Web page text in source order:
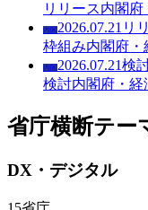
リリース内閣府
内閣2026.07.21 リ
枠組み内閣府 ・
内閣2026.07.21検
検討内閣府 ・ 経
省庁横断テー
DX・デジタル